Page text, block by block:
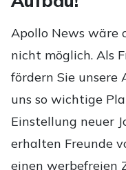
Apollo News wäre
nicht möglich. Als
fördern Sie unsere
uns so wichtige
Einstellung neuer
erhalten Freunde
einen werbefreien